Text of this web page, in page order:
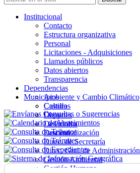
Institucional
Contacto
Estructura organizativa
Personal
Licitaciones - Adquisiciones
Llamados públicos
Datos abiertos
Transparencia
Dependencias
Ambiente y Cambio Climático
Cultura
Deportes
Desarrollo
Descentralización
Direc. de Secretaría
Direc. Gral. de Administración
Gestión Ambiental
Gestión Humana
Municipios
Castillos
Chuy
La Paloma
Lascano